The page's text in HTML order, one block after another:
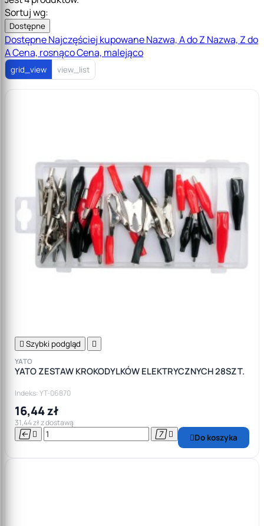
Sortuj wg:
Dostępne
DostępneNajczęściej kupowaneNazwa, A do Z Nazwa, Z do
ACena, rosnącoCena, malejąco
grid_view view_list
 Szybki podgląd 
YATO
YATO ZESTAW KROKODYLKÓW ELEKTRYCZNYCH 28SZT.
Indeks: YT-06870
16,44 zł
31,44 zł z dostawą
    Do koszyka